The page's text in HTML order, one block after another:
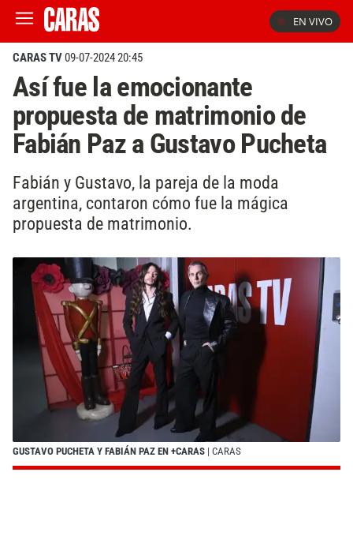
EN VIVO
CARAS TV09-07-2024 20:45
Así fue la emocionante
propuesta de matrimonio de
Fabián Paz a Gustavo Pucheta
Fabián y Gustavo, la pareja de la moda
argentina, contaron cómo fue la mágica
propuesta de matrimonio.
GUSTAVO PUCHETA Y FABIÁN PAZ EN +CARAS | CARAS